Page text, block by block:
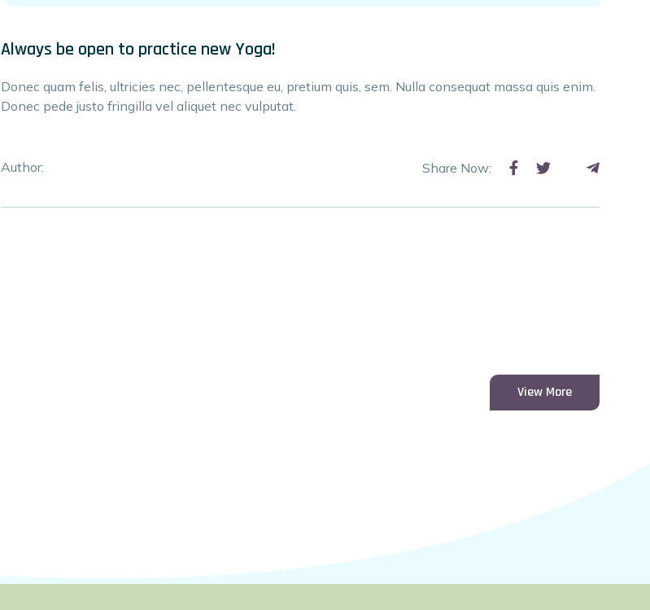
Always be open to practice new Yoga!
Donec quam felis, ultricies nec, pellentesque eu, pretium quis, sem. Nulla consequat massa quis enim.
Donec pede justo fringilla vel aliquet nec vulputat.
Author: Share Now:
View More